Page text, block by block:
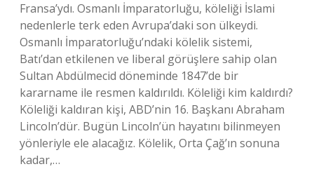
Fransa’ydı. Osmanlı İmparatorluğu, köleliği İslami
nedenlerle terk eden Avrupa’daki son ülkeydi.
Osmanlı İmparatorluğu’ndaki kölelik sistemi,
Batı’dan etkilenen ve liberal görüşlere sahip olan
Sultan Abdülmecid döneminde 1847’de bir
kararname ile resmen kaldırıldı. Köleliği kim kaldırdı?
Köleliği kaldıran kişi, ABD’nin 16. Başkanı Abraham
Lincoln’dür. Bugün Lincoln’ün hayatını bilinmeyen
yönleriyle ele alacağız. Kölelik, Orta Çağ’ın sonuna
kadar,…